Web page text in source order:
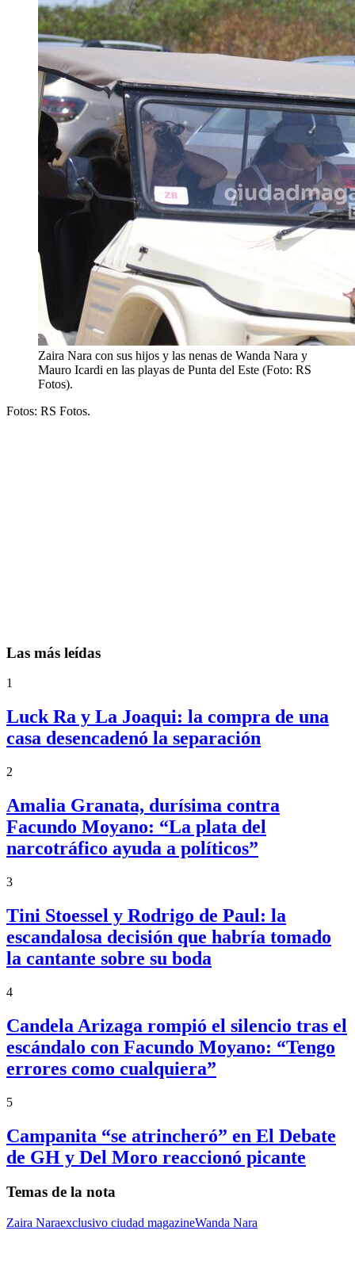
Zaira Nara con sus hijos y las nenas de Wanda Nara y
Mauro Icardi en las playas de Punta del Este (Foto: RS
Fotos).
Fotos: RS Fotos.
Las más leídas
1
Luck Ra y La Joaqui: la compra de una
casa desencadenó la separación
2
Amalia Granata, durísima contra
Facundo Moyano: “La plata del
narcotráfico ayuda a políticos”
3
Tini Stoessel y Rodrigo de Paul: la
escandalosa decisión que habría tomado
la cantante sobre su boda
4
Candela Arizaga rompió el silencio tras el
escándalo con Facundo Moyano: “Tengo
errores como cualquiera”
5
Campanita “se atrincheró” en El Debate
de GH y Del Moro reaccionó picante
Temas de la nota
Zaira Naraexclusivo ciudad magazineWanda Nara